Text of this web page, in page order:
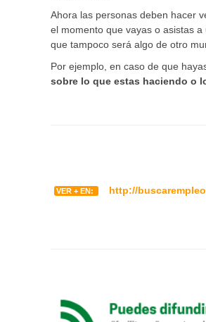
Ahora las personas deben hacer
el momento que vayas o asistas
que tampoco será algo de otro
Por ejemplo, en caso de que
sobre lo que estas haciendo o
VER + EN:
http://